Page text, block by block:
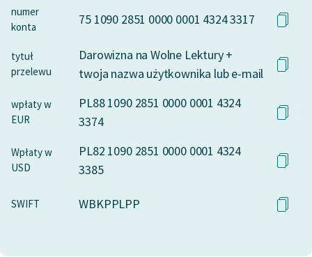
numer
konta
75 1090 2851 0000 0001 4324 3317
tytuł
przelewu
Darowizna na Wolne Lektury +
twoja nazwa użytkownika lub e-mail
wpłaty w
EUR
PL88 1090 2851 0000 0001 4324
3374
Wpłaty w
USD
PL82 1090 2851 0000 0001 4324
3385
SWIFT WBKPPLPP